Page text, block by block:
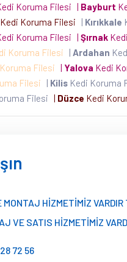
Koruma Filesi | Bayburt
Kedi Koruma Filesi | Kırıkkale
Koruma Filesi | Şırnak
Koruma Filesi | Ardahan
Filesi | Yalova Kedi
Filesi | Kilis Kedi Koruma
Filesi | Düzce Kedi
MONTAJ HİZMETİMİZ VARDIR
VE SATIS HİZMETİMİZ
72 56